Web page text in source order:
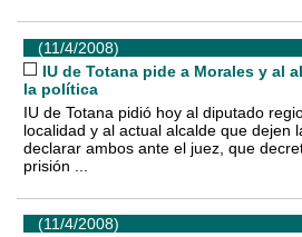
(11/4/2008)
IU de Totana pide a Morales y al
la política
IU de Totana pidió hoy al diputado
localidad y al actual alcalde que dejen
declarar ambos ante el juez, que
prisión ...
(11/4/2008)